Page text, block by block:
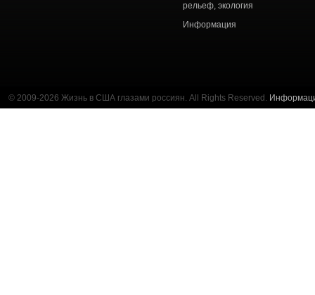
рельеф, экология
Информация
© 2009-2026 Жизнь в США глазами россиян. All Rights Reserved.